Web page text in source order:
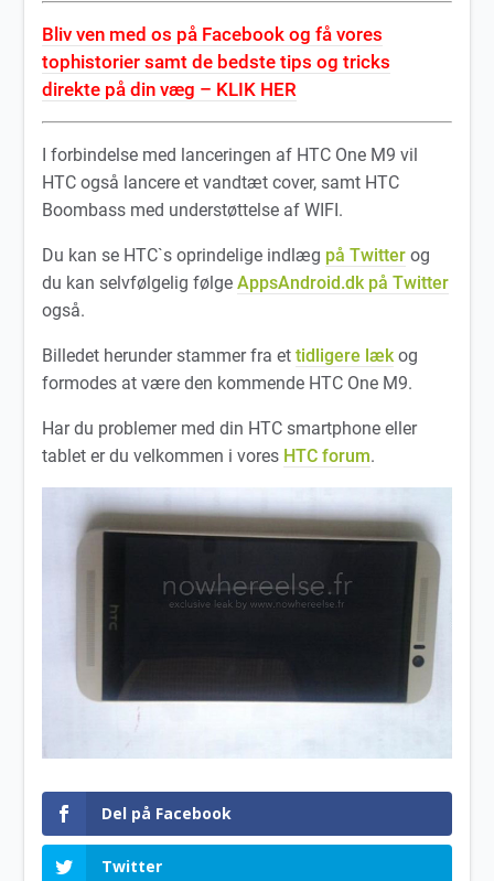
Bliv ven med os på Facebook og få vores
tophistorier samt de bedste tips og tricks
direkte på din væg – KLIK HER
I forbindelse med lanceringen af HTC One M9 vil
HTC også lancere et vandtæt cover, samt HTC
Boombass med understøttelse af WIFI.
Du kan se HTC`s oprindelige indlæg på Twitter og
du kan selvfølgelig følgeAppsAndroid.dk på Twitter
også.
Billedet herunder stammer fra ettidligere lækog
formodes at være den kommende HTC One M9.
Har du problemer med din HTC smartphone eller
tablet er du velkommen i vores HTC forum.
Del på Facebook
Twitter